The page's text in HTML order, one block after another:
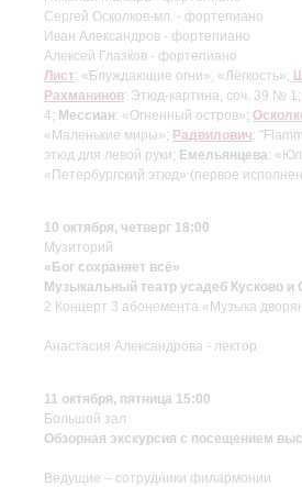
Сергей Осколков-мл. - фортепиано
Иван Александров - фортепиано
Алексей Глазков - фортепиано
Лист: «Блуждающие огни», «Лёгкость»;
Рахманинов: Этюд-картина, соч. 39 № 1;
4; Мессиан: «Огненный остров»;
«Маленькие миры»; Радвилович:
этюд для левой руки; Емельянцева:
«Петербургский этюд» (первое
10 октября, четверг 18:00
Музиторий
«Бог сохраняет всё»
Музыкальный театр усадеб Кусково и
2 Концерт 3 абонемента «Музыка
Анастасия Александрова - лектор
11 октября, пятница 15:00
Большой зал
Обзорная экскурсия с посещением
Ведущие – сотрудники филармонии